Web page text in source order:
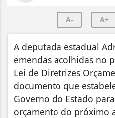
A- A+
A deputada estadual
emendas acolhidas no
Lei de Diretrizes
documento que
Governo do Estado
orçamento do próximo